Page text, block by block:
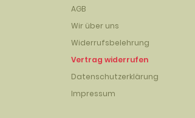
AGB
Wir über uns
Widerrufsbelehrung
Vertrag widerrufen
Datenschutzerklärung
Impressum